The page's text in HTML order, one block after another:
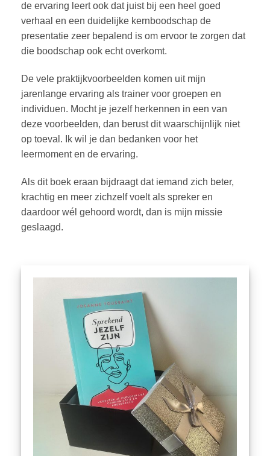
de ervaring leert ook dat juist bij een heel goed
verhaal en een duidelijke kernboodschap de
presentatie zeer bepalend is om ervoor te zorgen dat
die boodschap ook echt overkomt.
De vele praktijkvoorbeelden komen uit mijn
jarenlange ervaring als trainer voor groepen en
individuen. Mocht je jezelf herkennen in een van
deze voorbeelden, dan berust dit waarschijnlijk niet
op toeval. Ik wil je dan bedanken voor het
leermoment en de ervaring.
Als dit boek eraan bijdraagt dat iemand zich beter,
krachtig en meer zichzelf voelt als spreker en
daardoor wél gehoord wordt, dan is mijn missie
geslaagd.